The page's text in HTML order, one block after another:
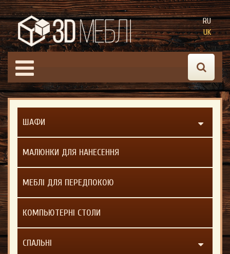
RU
UK
ШАФИ
МАЛЮНКИ ДЛЯ НАНЕСЕННЯ
МЕБЛІ ДЛЯ ПЕРЕДПОКОЮ
КОМПЬЮТЕРНІ СТОЛИ
СПАЛЬНІ